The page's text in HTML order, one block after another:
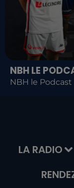
NBH LE
NBH le Podcast
LA RADIO